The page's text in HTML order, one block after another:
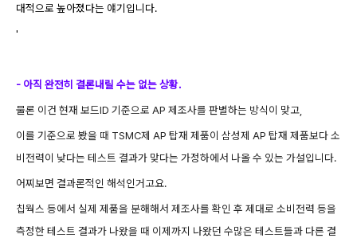
대적으로 높아졌다는 얘기입니다.
'
- 아직 완전히 결론내릴 수는 없는 상황.
물론 이건 현재 보드ID 기준으로 AP 제조사를 판별하는 방식이 맞고,
이를 기준으로 봤을 때 TSMC제 AP 탑재 제품이 삼성제 AP 탑재 제품보다소
비전력이 낮다는 테스트 결과가 맞다는 가정하에서 나올 수 있는 가설입니다.
어찌보면 결과론적인 해석인거고요.
칩웍스 등에서 실제 제품을 분해해서 제조사를 확인 후 제대로 소비전력 등을
측정한 테스트 결과가 나왔을 때 이제까지 나왔던 수많은 테스트들과 다른 결